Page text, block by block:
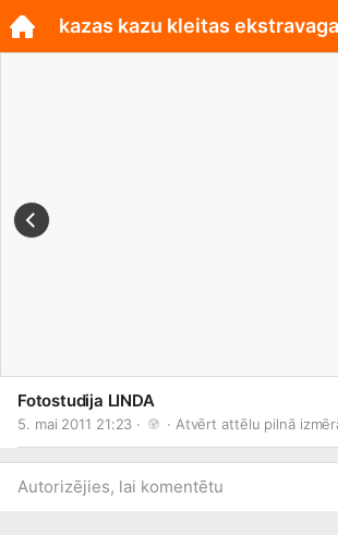
Fotostudija LINDA
5. mai 2011 21:23 · · Atvērt attēlu pilnā
Autorizējies, lai komentētu
kazas kazu kleitas